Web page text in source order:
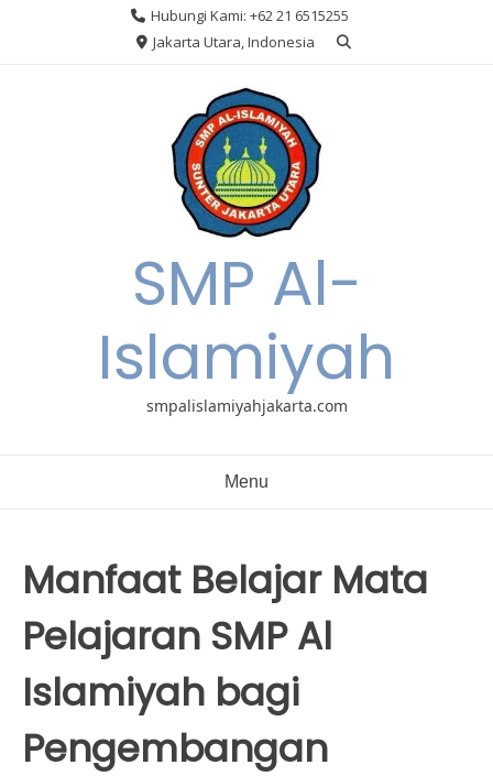
Hubungi Kami: +62 21 6515255
Jakarta Utara, Indonesia
SMP Al-
Islamiyah
smpalislamiyahjakarta.com
Menu
Manfaat Belajar Mata
Pelajaran SMP Al
Islamiyah bagi
Pengembangan